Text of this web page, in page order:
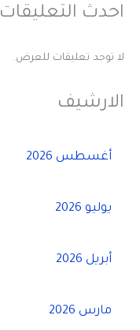
احدث التعليقات
لا توجد تعليقات للعرض.
الارشيف
أغسطس 2026
يوليو 2026
أبريل 2026
مارس 2026